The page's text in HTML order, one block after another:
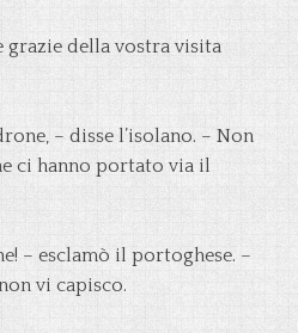
grazie della vostra visita
– disse l’isolano. – Non
ci hanno portato via il
– esclamò il portoghese. –
vi capisco.